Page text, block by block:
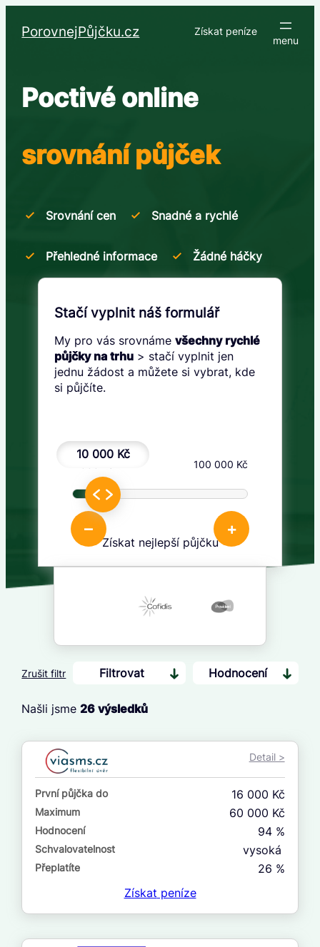
PorovnejPůjčku.cz Získat peníze
Poctivé online
srovnání půjček
Srovnání cen Snadné a rychlé
Přehledné informace Žádné háčky
Stačí vyplnit náš formulář
My pro vás srovnámevšechny rychlé
půjčky na trhu > stačí vyplnit jen
jednu žádost a můžete si vybrat, kde
si půjčíte.
10 000 Kč
– +
100 000 Kč
Získat nejlepší půjčku
Zrušit filtr Filtrovat Hodnocení
Od
Do
První půjčka zdarma
–
ano
Ve zkušebce
ano
Našli jsme26 výsledků
Detail >
První půjčka do 16 000 Kč
Maximum 60 000 Kč
Hodnocení 94 %
Schvalovatelnost vysoká
Přeplatíte
26 %
Získat peníze